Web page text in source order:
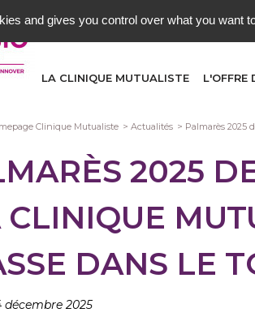
LA CLINIQUE MUTUALISTE L'OFFRE
Clinique Mutualiste Actualités Palmarès 2025
2025
CLINIQUE
DANS LE
décembre 2025
and gives you control over what you want